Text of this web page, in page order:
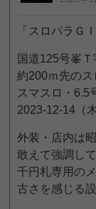
「スロパラＧ
国道125号峯
約200ｍ先の
スマスロ・6.5
2023-12-14（
外装・店内は
敢えて強調し
千円札専用の
古さを感じる